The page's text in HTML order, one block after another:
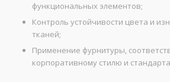
функциональных элементов;
Контроль устойчивости цвета и
тканей;
Применение фурнитуры,
корпоративному стилю и